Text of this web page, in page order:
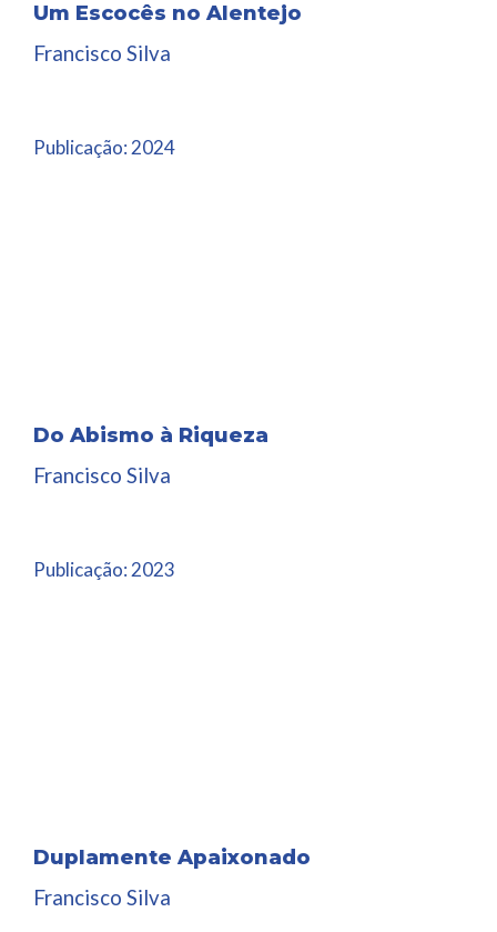
Um Escocês no Alentejo
Francisco Silva
Publicação: 2024
Do Abismo à Riqueza
Francisco Silva
Publicação: 2023
Duplamente Apaixonado
Francisco Silva